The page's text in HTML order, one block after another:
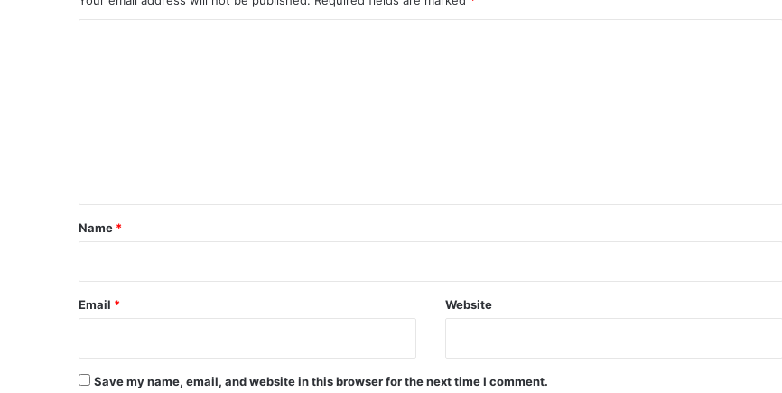
*
Name *
Email * Website
Save my name, email, and website in this browser for the next time I comment.